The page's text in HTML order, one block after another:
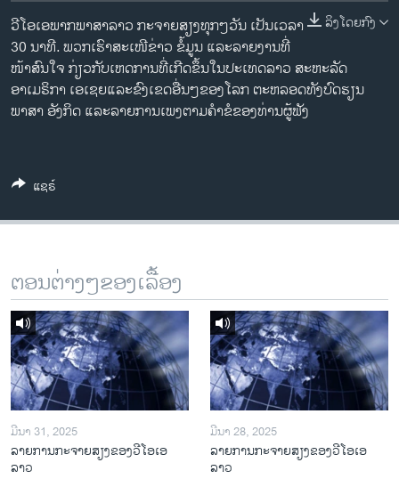
ວິທະຍາສາດ-ເທັກໂນໂລຈີ
ທຸລະກິດ
ພາສາອັງກິດ
ວີດີໂອ
ຕິດຕາມພວກເຮົາ ທີ່
ພາສາຕ່າງໆ
ລິງໂດຍກົງ
ວີໂອເອພາກພາສາລາວ ກະຈາຍສຽງທຸກໆວັນ ເປັນເວລາ
30 ນາທີ. ພວກເຮົາສະເໜີຂ່າວ ຂໍ້ມູນ ແລະລາຍງານທີ່
ໜ້າສົນໃຈ ກ່ຽວກັບເຫດການທີ່ເກີດຂຶ້ນໃນປະເທດລາວ ສະຫະລັດ
ອາເມຣິກາ ເອເຊຍແລະຂົງເຂດອື່ນໆຂອງໂລກ ຕະຫລອດທັງບົດຮຽນ
ພາສາ ອັງກິດ ແລະລາຍການເພງຕາມຄຳຂໍຂອງທ່ານຜູ້ຟັງ
ແຊຣ໌
ຕອນຕ່າງໆຂອງເລື້ອງ
ມີນາ 31, 2025
ລາຍການກະຈາຍສຽງຂອງວີໂອເອ
ລາວ
ມີນາ 28, 2025
ລາຍການກະຈາຍສຽງຂອງວີໂອເອ
ລາວ